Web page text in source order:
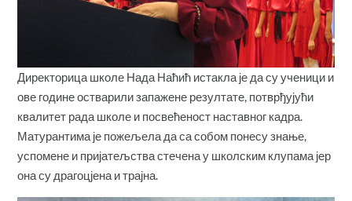
Директорица школе Нада Наћић истакла је да су ученици и
ове године остварили запажене резултате, потврђујући
квалитет рада школе и посвећеност наставног кадра.
Матурантима је пожељела да са собом понесу знање,
успомене и пријатељства стечена у школским клупама јер
она су драгоцјена и трајна.